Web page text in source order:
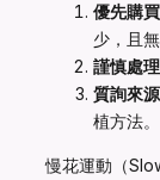
優先購
少，且
謹慎處理
質詢來源
植方法。
慢花運動（